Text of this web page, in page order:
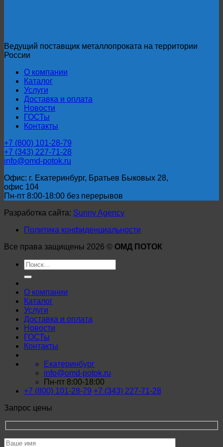
Ведущий поставщик металлопроката на территории
России
О компании
Каталог
Услуги
Доставка и оплата
Новости
ГОСТы
Контакты
+7 (800) 101-28-79
+7 (343) 227-71-28
info@omd-potok.ru
Офис: г. Екатеринбург, Братьев Быковых 28,
офис 104
Пн-пт 8:00-18:00 без перерывов
Разработка сайта: Sunny Agency
Политика конфиденциальности
Все права защищены 2026 © ОМД ПОТОК
Искать:
О компании
Каталог
Услуги
Доставка и оплата
Новости
ГОСТы
Контакты
Екатеринбург
info@omd-potok.ru
Пн-пт 8:00-18:00
+7 (800) 101-28-79 +7 (343) 227-71-28
Запрос цены